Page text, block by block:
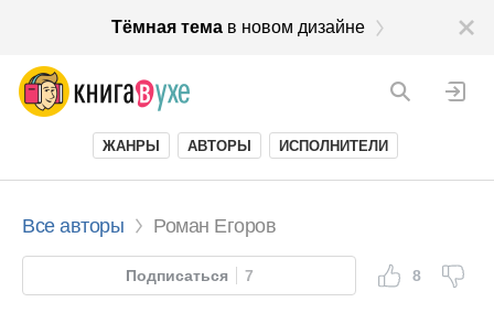
Тёмная темав новом дизайне
ЖАНРЫ АВТОРЫ ИСПОЛНИТЕЛИ
Все авторы Роман Егоров
Подписаться 7 8